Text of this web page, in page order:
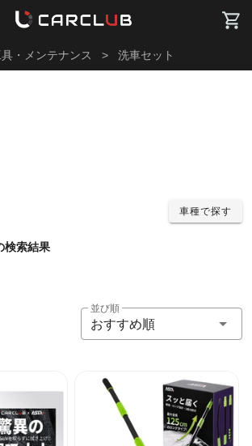
・メンテナンス > 洗車セット
車種で探す
検索結果
並び順
おすすめ順